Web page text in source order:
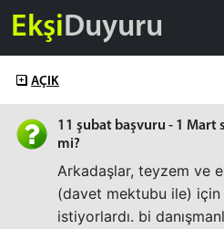
EkşiDuyuru
AÇIK
11 şubat başvuru - 1 Mart
mi?
Arkadaşlar, teyzem ve
(davet mektubu ile)
istiyorlardı. bi